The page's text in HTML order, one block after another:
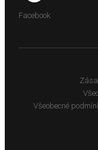
Facebook
Všeobecné